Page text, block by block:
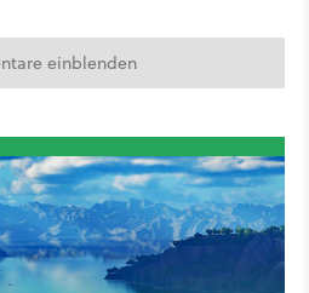
einblenden